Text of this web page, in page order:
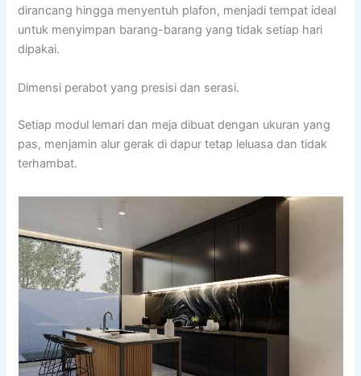
dirancang hingga menyentuh plafon, menjadi tempat ideal
untuk menyimpan barang-barang yang tidak setiap hari
dipakai.
Dimensi perabot yang presisi dan serasi.
Setiap modul lemari dan meja dibuat dengan ukuran yang
pas, menjamin alur gerak di dapur tetap leluasa dan tidak
terhambat.